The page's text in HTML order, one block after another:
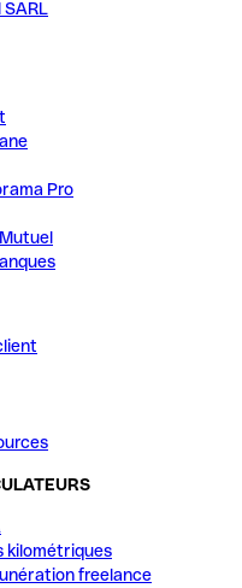
Pro
kilométriques
freelance